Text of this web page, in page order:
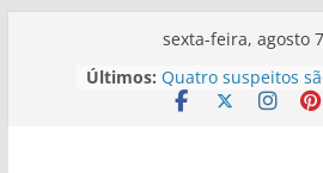
sexta-feira, agosto
Últimos: Quatro suspeitos
arsenal com sete